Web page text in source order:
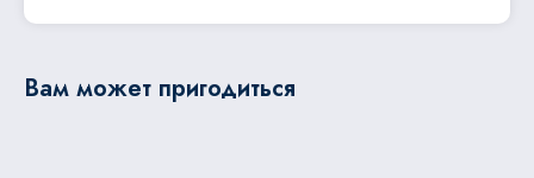
Вам может пригодиться